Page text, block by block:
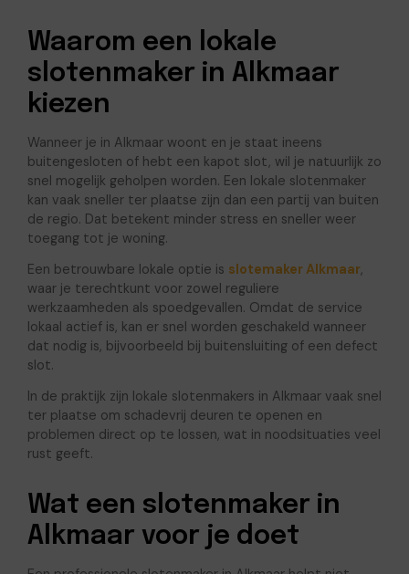
Waarom een lokale
slotenmaker in Alkmaar
kiezen
Wanneer je in Alkmaar woont en je staat ineens
buitengesloten of hebt een kapot slot, wil je natuurlijk zo
snel mogelijk geholpen worden. Een lokale slotenmaker
kan vaak sneller ter plaatse zijn dan een partij van buiten
de regio. Dat betekent minder stress en sneller weer
toegang tot je woning.
Een betrouwbare lokale optie is slotemaker Alkmaar,
waar je terechtkunt voor zowel reguliere
werkzaamheden als spoedgevallen. Omdat de service
lokaal actief is, kan er snel worden geschakeld wanneer
dat nodig is, bijvoorbeeld bij buitensluiting of een defect
slot.
In de praktijk zijn lokale slotenmakers in Alkmaar vaak snel
ter plaatse om schadevrij deuren te openen en
problemen direct op te lossen, wat in noodsituaties veel
rust geeft.
Wat een slotenmaker in
Alkmaar voor je doet